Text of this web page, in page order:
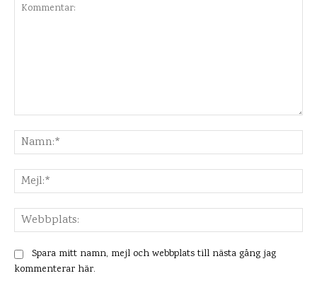
Spara mitt namn, mejl och webbplats till nästa gång jag
kommenterar här.